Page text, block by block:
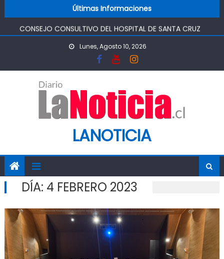
Últimas Informaciones
FORMACIÓN A LÍDERES SOCIALES
CONSEJO CONSULTIVO DEL HOSPITAL DE SANTA CRUZ
ABORDÓ CUIDADOS PALIATIVOS, PREVENCIÓN DEL
HANTAVIRUS Y SATISFACCIÓN USUARIA
SALUD SOCIALIZA CON EQUIPOS MUNICIPALES DE CARDENAL
PRESUPUESTARIO
“LÍDERES DE SEGURIDAD” SON IMPULSADOS POR SERVICIO DE
SALUD O’HIGGINS
REGIÓN DE O’HIGGINS
Lunes, Agosto 10, 2026
LANOTICIA
DÍA: 4 FEBRERO 2023